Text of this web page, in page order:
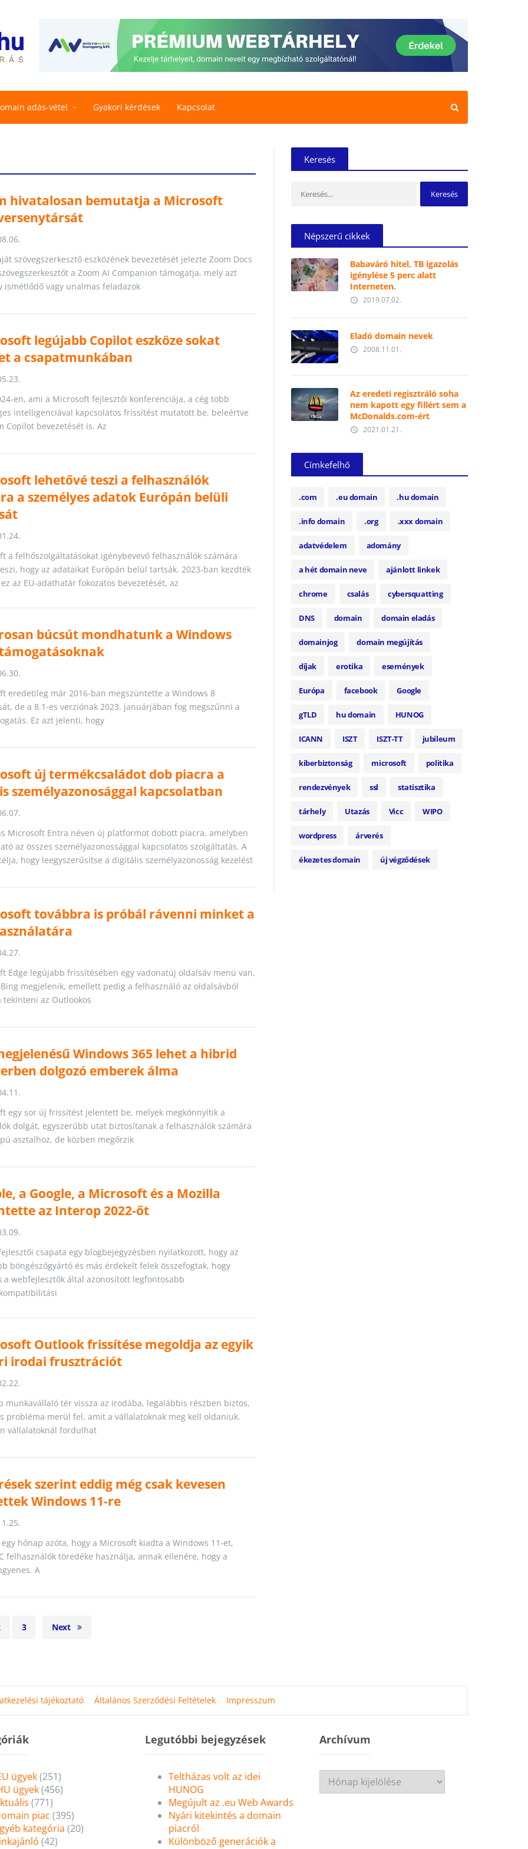
adás-vétel Gyakori kérdések Kapcsolat
hivatalosan bemutatja a Microsoft
szövegszerkesztő eszközének bevezetését jelezte Zoom Docs
a Zoom AI Companion támogatja, mely azt
ismétlődő vagy unalmas feladazok
legújabb Copilot eszköze sokat
a csapatmunkában
en, ami a Microsoft fejlesztői konferenciája, a cég több
intelligenciával kapcsolatos frissítést mutatott be, beleértve
Copilot bevezetését is. Az
lehetővé teszi a felhasználók
a személyes adatok Európán belüli
a felhőszolgáltatásokat igénybevevő felhasználók számára
hogy az adataikat Európán belül tartsák. 2023-ban kezdték
az EU-adathatár fokozatos bevezetését, az
búcsút mondhatunk a Windows
eredetileg már 2016-ban megszüntette a Windows 8
de a 8.1-es verziónak 2023. januárjában fog megszűnni a
Ez azt jelenti, hogy
új termékcsaládot dob piacra a
személyazonosággal kapcsolatban
Microsoft Entra néven új platformot dobott piacra, amelyben
az összes személyazonossággal kapcsolatos szolgáltatás. A
hogy leegyszerűsítse a digitális személyazonosság kezelést
továbbra is próbál rávenni minket a
Edge legújabb frissítésében egy vadonatúj oldalsáv menü van,
megjelenik, emellett pedig a felhasználó az oldalsávból
tekinteni az Outlookos
Windows 365 lehet a hibrid
dolgozó emberek álma
egy sor új frissítést jelentett be, melyek megkönnyítik a
dolgát, egyszerűbb utat biztosítanak a felhasználók számára
asztalhoz, de közben megőrzik
a Google, a Microsoft és a Mozilla
az Interop 2022-őt
csapata egy blogbejegyzésben nyilatkozott, hogy az
böngészőgyártó és más érdekelt felek összefogtak, hogy
a webfejlesztők által azonosított legfontosabb
Outlook frissítése megoldja az egyik
irodai frusztrációt
munkavállaló tér vissza az irodába, legalábbis részben biztos,
probléma merül fel, amit a vállalatoknak meg kell oldaniuk.
vállalatoknál fordulhat
szerint eddig még csak kevesen
Windows 11-re
hónap azóta, hogy a Microsoft kiadta a Windows 11-et,
felhasználók töredéke használja, annak ellenére, hogy a
A
3 Next
Keresés
Népszerű cikkek
Babaváró hitel, TB igazolás
igénylése 5 perc alatt
Interneten.
access_time 2019.07.02.
Eladó domain nevek
access_time 2008.11.01.
Az eredeti regisztráló soha
nem kapott egy fillért sem a
McDonalds.com-ért
access_time 2021.01.21.
Címkefelhő
.com .eu domain .hu domain
.info domain .org .xxx domain
adatvédelem adomány
a hét domain neve ajánlott linkek
chrome csalás cybersquatting
DNS domain domain eladás
domainjog domain megújítás
díjak erotika események
Európa facebook Google
gTLD hu domain HUNOG
ICANN ISZT ISZT-TT jubileum
kiberbiztonság microsoft politika
rendezvények ssl statisztika
tárhely Utazás Vicc WIPO
wordpress árverés
ékezetes domain új végződések
tájékoztató Általános Szerződési Feltételek Impresszum
ügyek(251)
ügyek(456)
(771)
piac (395)
kategória (20)
(42)
Legutóbbi bejegyzések
Teltházas volt az idei
HUNOG
Megújult az .eu Web Awards
Nyári kitekintés a domain
piacról
Különböző generációk a
ArchívumArchívum